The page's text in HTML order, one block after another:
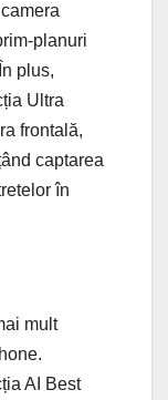
planuri
plus,
Ultra
frontală,
captarea
în
mult
AI Best